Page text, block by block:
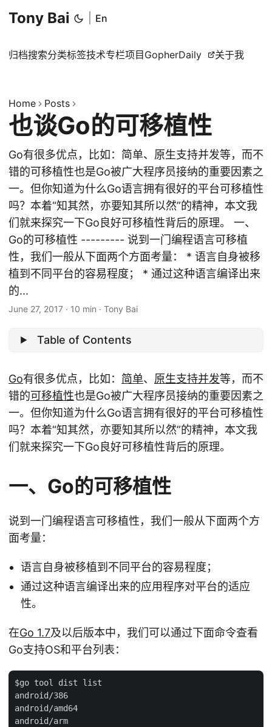
Tony Bai En
归档搜索分类标签技术专栏项目 GopherDaily 关于我
Home Posts
也谈Go的可移植性
Go有很多优点，比如：简单、原生支持并发等，而不
错的可移植性也是Go被广大程序员接纳的重要因素之
一。但你知道为什么Go语言拥有很好的平台可移植性
吗？本着“知其然，亦要知其所以然”的精神，本文我
们就来探究一下Go良好可移植性背后的原理。 一、
Go的可移植性 --------- 说到一门编程语言可移植
性，我们一般从下面两个方面考量： * 语言自身被移
植到不同平台的容易程度； * 通过这种语言编译出来
的...
June 27, 2017 · 10 min · Tony Bai
Table of Contents
Go有很多优点，比如： 简单、 原生支持并发等，而不
错的可移植性也是Go被广大程序员接纳的重要因素之
一。但你知道为什么Go语言拥有很好的平台可移植性
吗？本着“知其然，亦要知其所以然”的精神，本文我
们就来探究一下Go良好可移植性背后的原理。
一、Go的可移植性
说到一门编程语言可移植性，我们一般从下面两个方
面考量：
语言自身被移植到不同平台的容易程度；
通过这种语言编译出来的应用程序对平台的适应
性。
在Go 1.7及以后版本中，我们可以通过下面命令查看
Go支持OS和平台列表：
$go tool dist list
android/386
android/amd64
android/arm